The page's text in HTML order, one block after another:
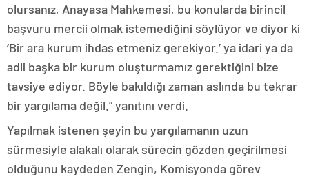
olursanız, Anayasa Mahkemesi, bu konularda birincil
başvuru mercii olmak istemediğini söylüyor ve diyor ki
‘Bir ara kurum ihdas etmeniz gerekiyor.’ ya idari ya da
adli başka bir kurum oluşturmamız gerektiğini bize
tavsiye ediyor. Böyle bakıldığı zaman aslında bu tekrar
bir yargılama değil.” yanıtını verdi.
Yapılmak istenen şeyin bu yargılamanın uzun
sürmesiyle alakalı olarak sürecin gözden geçirilmesi
olduğunu kaydeden Zengin, Komisyonda görev